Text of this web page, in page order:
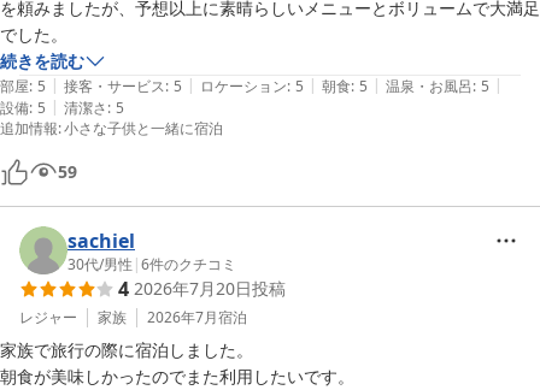
を頼みましたが、予想以上に素晴らしいメニューとボリュームで大満足
でした。
続きを読む
部屋: 5 | 接客・サービス: 5 | ロケーション: 5 | 朝食: 5 | 温泉・お風呂: 5 |
設備: 5 | 清潔さ: 5
追加情報:小さな子供と一緒に宿泊
59
sachiel
30代/男性 |6件のクチコミ
4 2026年7月20日投稿
レジャー 家族 2026年7月宿泊
家族で旅行の際に宿泊しました。
朝食が美味しかったのでまた利用したいです。